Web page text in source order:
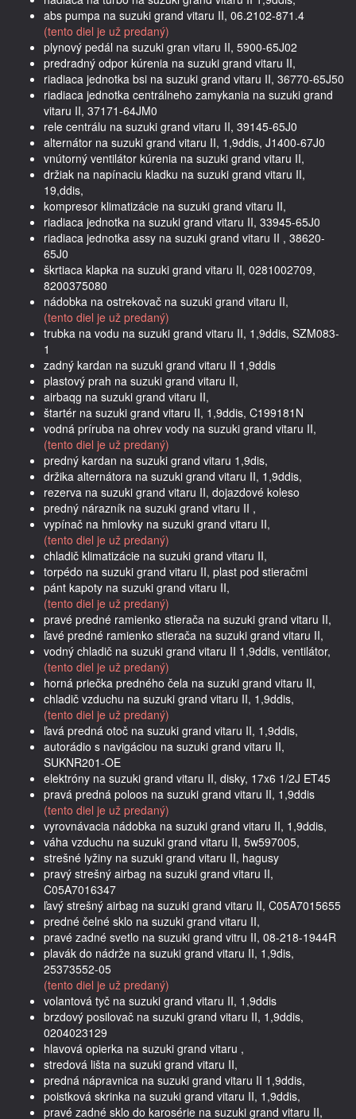
abs pumpa na suzuki grand vitaru II, 06.2102-871.4
(tento diel je už predaný)
plynový pedál na suzuki gran vitaru II, 5900-65J02
predradný odpor kúrenia na suzuki grand vitaru II,
riadiaca jednotka bsi na suzuki grand vitaru II, 36770-65J50
riadiaca jednotka centrálneho zamykania na suzuki grand
vitaru II, 37171-64JM0
rele centrálu na suzuki grand vitaru II, 39145-65J0
alternátor na suzuki grand vitaru II, 1,9ddis, J1400-67J0
vnútorný ventilátor kúrenia na suzuki grand vitaru II,
držiak na napínaciu kladku na suzuki grand vitaru II,
19,ddis,
kompresor klimatizácie na suzuki grand vitaru II,
riadiaca jednotka na suzuki grand vitaru II, 33945-65J0
riadiaca jednotka assy na suzuki grand vitaru II , 38620-
65J0
škrtiaca klapka na suzuki grand vitaru II, 0281002709,
8200375080
nádobka na ostrekovač na suzuki grand vitaru II,
(tento diel je už predaný)
trubka na vodu na suzuki grand vitaru II, 1,9ddis, SZM083-
1
zadný kardan na suzuki grand vitaru II 1,9ddis
plastový prah na suzuki grand vitaru II,
airbaqg na suzuki grand vitaru II,
štartér na suzuki grand vitaru II, 1,9ddis, C199181N
vodná príruba na ohrev vody na suzuki grand vitaru II,
(tento diel je už predaný)
predný kardan na suzuki grand vitaru 1,9dis,
držika alternátora na suzuki grand vitaru II, 1,9ddis,
rezerva na suzuki grand vitaru II, dojazdové koleso
predný nárazník na suzuki grand vitaru II ,
vypínač na hmlovky na suzuki grand vitaru II,
(tento diel je už predaný)
chladič klimatizácie na suzuki grand vitaru II,
torpédo na suzuki grand vitaru II, plast pod stieračmi
pánt kapoty na suzuki grand vitaru II,
(tento diel je už predaný)
pravé predné ramienko stierača na suzuki grand vitaru II,
ľavé predné ramienko stierača na suzuki grand vitaru II,
vodný chladič na suzuki grand vitaru II 1,9ddis, ventilátor,
(tento diel je už predaný)
horná priečka predného čela na suzuki grand vitaru II,
chladič vzduchu na suzuki grand vitaru II, 1,9ddis,
(tento diel je už predaný)
ľavá predná otoč na suzuki grand vitaru II, 1,9ddis,
autorádio s navigáciou na suzuki grand vitaru II,
SUKNR201-OE
elektróny na suzuki grand vitaru II, disky, 17x6 1/2J ET45
pravá predná poloos na suzuki grand vitaru II, 1,9ddis
(tento diel je už predaný)
vyrovnávacia nádobka na suzuki grand vitaru II, 1,9ddis,
váha vzduchu na suzuki grand vitaru II, 5w597005,
strešné lyžiny na suzuki grand vitaru II, hagusy
pravý strešný airbag na suzuki grand vitaru II,
C05A7016347
ľavý strešný airbag na suzuki grand vitaru II, C05A7015655
predné čelné sklo na suzuki grand vitaru II,
pravé zadné svetlo na suzuki grand vitru II, 08-218-1944R
plavák do nádrže na suzuki grand vitaru II, 1,9dis,
25373552-05
(tento diel je už predaný)
volantová tyč na suzuki grand vitaru II, 1,9ddis
brzdový posilovač na suzuki grand vitaru II, 1,9ddis,
0204023129
hlavová opierka na suzuki grand vitaru ,
stredová lišta na suzuki grand vitaru II,
predná nápravnica na suzuki grand vitaru II 1,9ddis,
poistková skrinka na suzuki grand vitaru II, 1,9ddis,
pravé zadné sklo do karosérie na suzuki grand vitaru II,